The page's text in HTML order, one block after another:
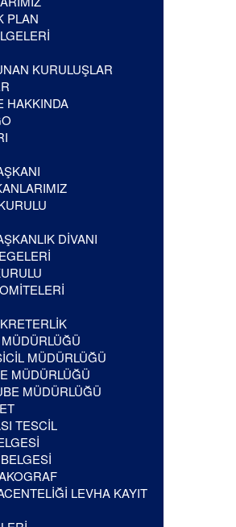
PLAN
KURULUŞLAR
HAKKINDA
DİVANI
MÜDÜRLÜĞÜ
MÜDÜRLÜĞÜ
MÜDÜRLÜĞÜ
TESCİL
LEVHA KAYIT